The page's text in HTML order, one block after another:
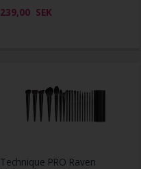
239,00 SEK
Technique PRO Raven